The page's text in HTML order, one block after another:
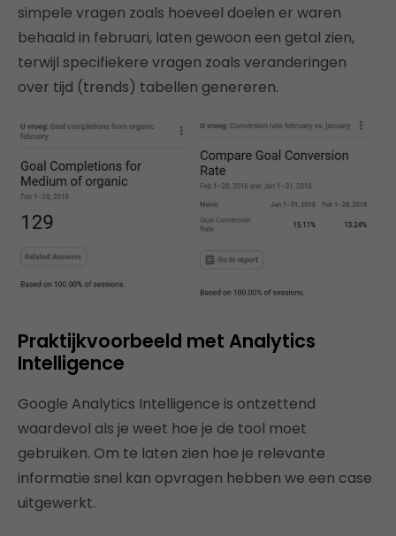
simpele vragen zoals hoeveel doelen er waren
behaald in februari, laten gewoon een getal zien,
terwijl specifiekere vragen zoals veranderingen
over tijd (trends) tabellen genereren.
Praktijkvoorbeeld met Analytics
Intelligence
Google Analytics Intelligence is ontzettend
waardevol als je weet hoe je de tool moet
gebruiken. Om te laten zien hoe je relevante
informatie snel kan opvragen hebben we een case
uitgewerkt.